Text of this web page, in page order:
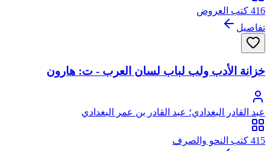
416 كتب العروض
تفاصيل
خزانة الأدب ولب لباب لسان العرب - ت: هارون
عبد القادر البغدادي؛ عبد القادر بن عمر البغدادي
415 كتب النحو والصرف